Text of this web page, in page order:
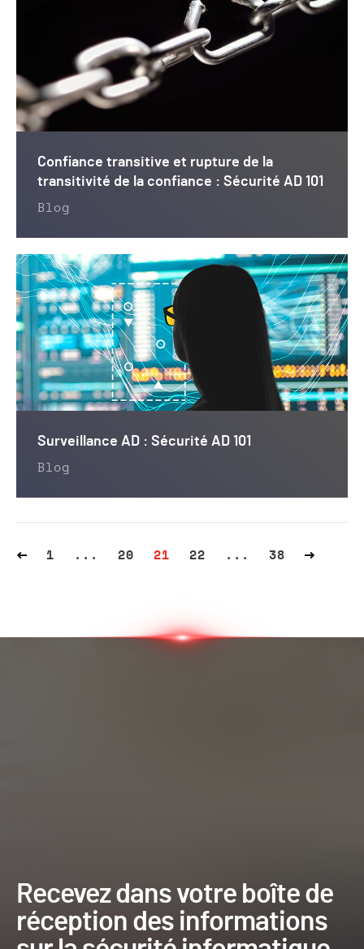
Confiance transitive et rupture de la
transitivité de la confiance : Sécurité AD 101
Blog
Surveillance AD : Sécurité AD 101
Blog
1 ... 20 21 22 ... 38
Recevez dans votre boîte de
réception des informations